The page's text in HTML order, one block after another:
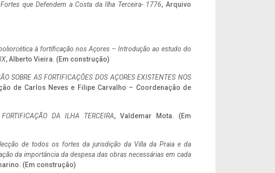
que Defendem a Costa da Ilha Terceira- 1776, Arquivo
à fortificação nos Açores – Introdução ao estudo do
, Alberto Vieira. (Em construção)
SOBRE AS FORTIFICAÇÕES DOS AÇORES EXISTENTES NOS
de Carlos Neves e Filipe Carvalho – Coordenação de
FORTIFICAÇÃO DA ILHA TERCEIRA, Valdemar Mota. (Em
de todos os fortes da jurisdição da Villa da Praia e da
da importância da despesa das obras necessárias em cada
(Em construção)